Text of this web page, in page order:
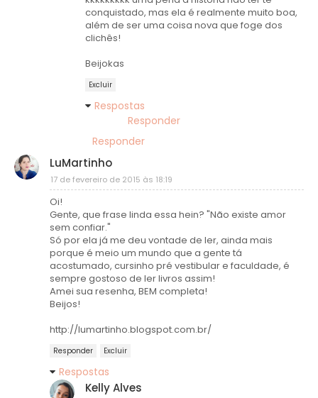
conquistado, mas ela é realmente muito boa,
além de ser uma coisa nova que foge dos
clichês!
Beijokas
Excluir
Respostas
Responder
Responder
LuMartinho
17 de fevereiro de 2015 às 18:19
Oi!
Gente, que frase linda essa hein? "Não existe amor
sem confiar."
Só por ela já me deu vontade de ler, ainda mais
porque é meio um mundo que a gente tá
acostumado, cursinho pré vestibular e faculdade, é
sempre gostoso de ler livros assim!
Amei sua resenha, BEM completa!
Beijos!
http://lumartinho.blogspot.com.br/
Responder Excluir
Respostas
Kelly Alves